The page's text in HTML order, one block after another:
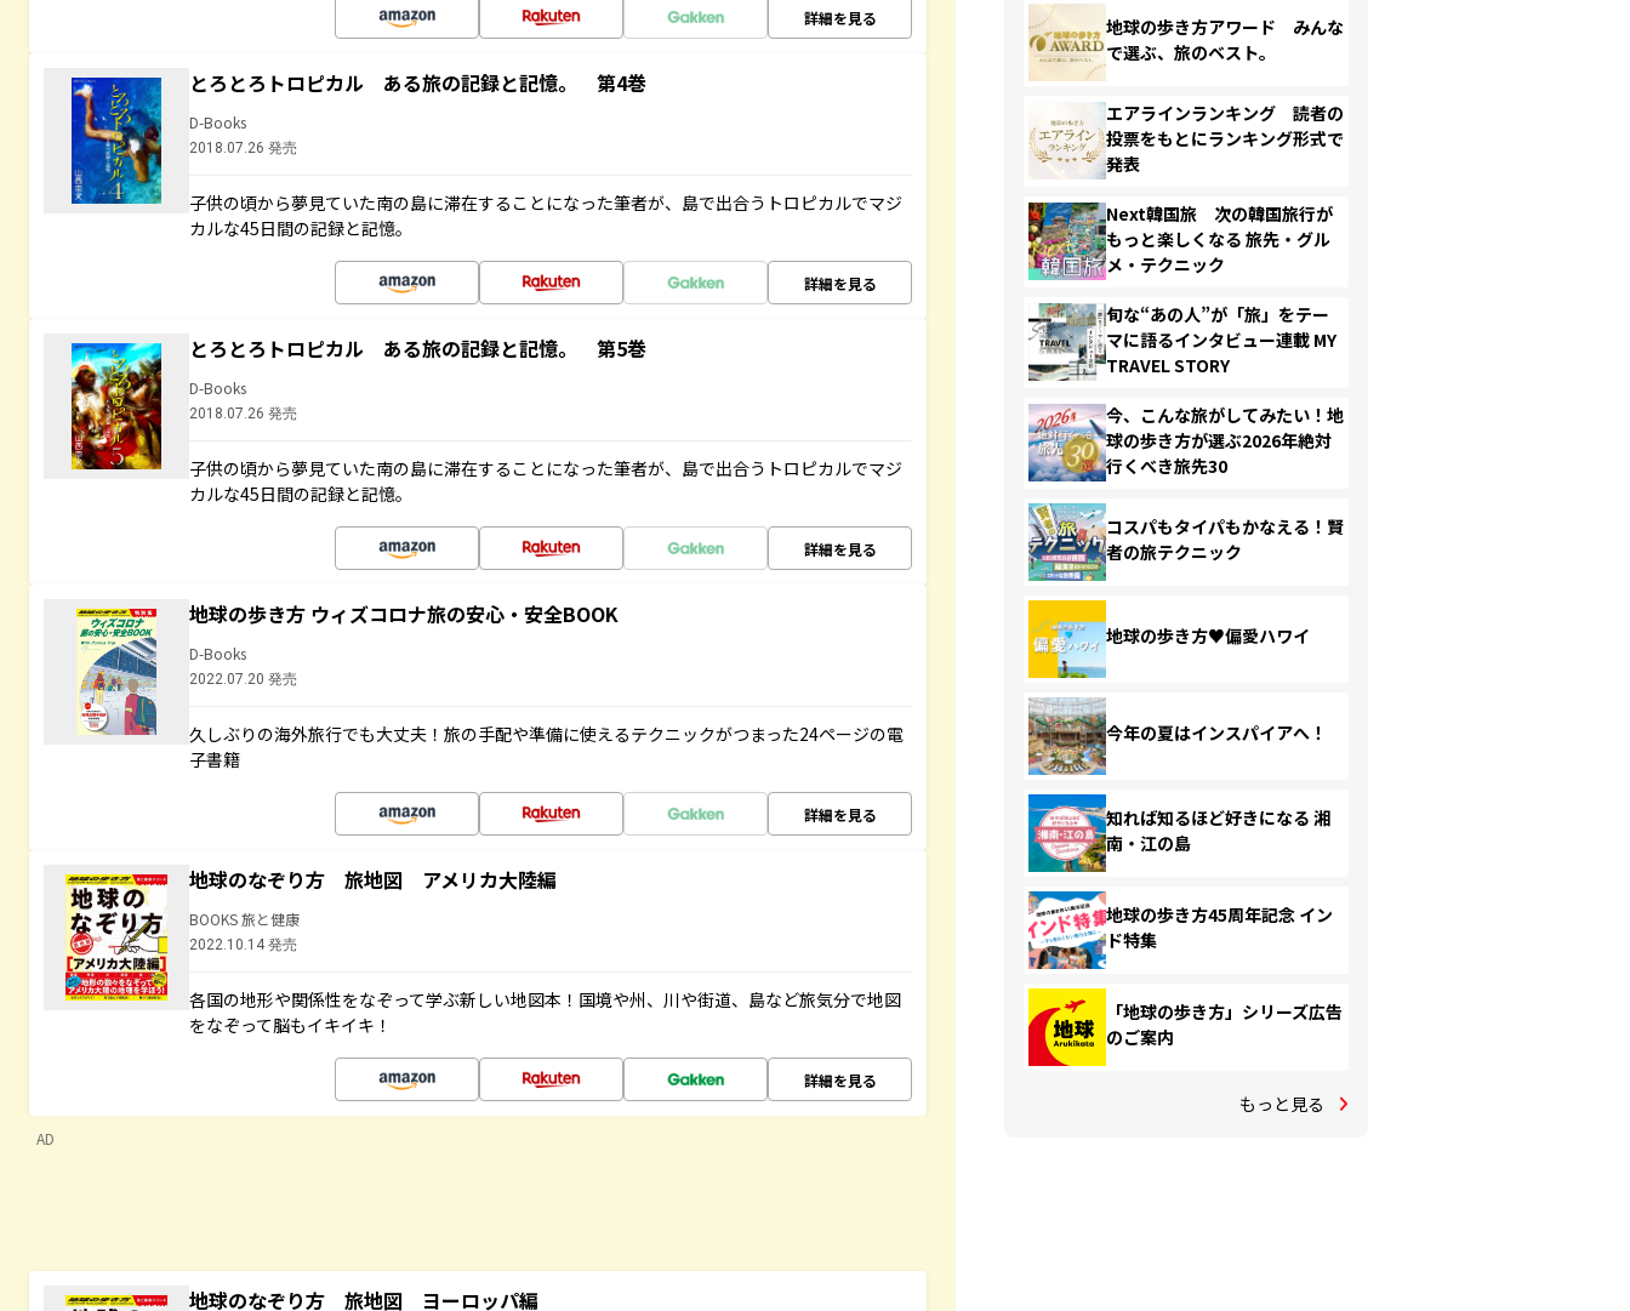
詳細を見る
とろとろトロピカル ある旅の記録と記憶。 第4巻
D-Books
2018.07.26 発売
子供の頃から夢見ていた南の島に滞在することになった筆者が、島で出合うトロピカルでマジ
カルな45日間の記録と記憶。
詳細を見る
とろとろトロピカル ある旅の記録と記憶。 第5巻
D-Books
2018.07.26 発売
子供の頃から夢見ていた南の島に滞在することになった筆者が、島で出合うトロピカルでマジ
カルな45日間の記録と記憶。
詳細を見る
地球の歩き方 ウィズコロナ旅の安心・安全BOOK
D-Books
2022.07.20 発売
久しぶりの海外旅行でも大丈夫！旅の手配や準備に使えるテクニックがつまった24ページの電
子書籍
詳細を見る
地球のなぞり方 旅地図 アメリカ大陸編
BOOKS 旅と健康
2022.10.14 発売
各国の地形や関係性をなぞって学ぶ新しい地図本！国境や州、川や街道、島など旅気分で地図
をなぞって脳もイキイキ！
詳細を見る
AD
地球のなぞり方 旅地図 ヨーロッパ編
地球の歩き方アワード みんな
で選ぶ、旅のベスト。
エアラインランキング 読者の
投票をもとにランキング形式で
発表
Next韓国旅 次の韓国旅行が
もっと楽しくなる 旅先・グル
メ・テクニック
旬な“あの人”が「旅」をテー
マに語るインタビュー連載 MY
TRAVEL STORY
今、こんな旅がしてみたい！地
球の歩き方が選ぶ2026年絶対
行くべき旅先30
コスパもタイパもかなえる！賢
者の旅テクニック
地球の歩き方♥偏愛ハワイ
今年の夏はインスパイアへ！
知れば知るほど好きになる 湘
南・江の島
地球の歩き方45周年記念 イン
ド特集
「地球の歩き方」シリーズ広告
のご案内
もっと見る